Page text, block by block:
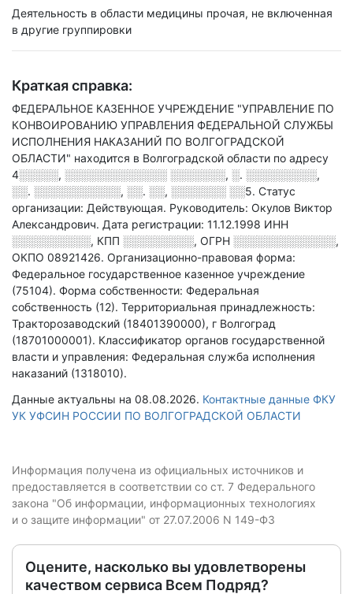
Деятельность в области медицины прочая, не включенная
в другие группировки
Краткая справка:
ФЕДЕРАЛЬНОЕ КАЗЕННОЕ УЧРЕЖДЕНИЕ "УПРАВЛЕНИЕ ПО
КОНВОИРОВАНИЮ УПРАВЛЕНИЯ ФЕДЕРАЛЬНОЙ СЛУЖБЫ
ИСПОЛНЕНИЯ НАКАЗАНИЙ ПО ВОЛГОГРАДСКОЙ
ОБЛАСТИ" находится в Волгоградской области по адресу
4░░░░░, ░░░░░░░░░░░░░ ░░░░░░░, ░. ░░░░░░░░░,
░░. ░░░░░░░░░░░, ░░. ░░, ░░░░░░░ ░░5. Статус
организации: Действующая. Руководитель: Окулов Виктор
Александрович. Дата регистрации: 11.12.1998 ИНН
░░░░░░░░░░, КПП ░░░░░░░░░, ОГРН ░░░░░░░░░░░░░,
ОКПО 08921426. Организационно-правовая форма:
Федеральное государственное казенное учреждение
(75104). Форма собственности: Федеральная
собственность (12). Территориальная принадлежность:
Тракторозаводский (18401390000), г Волгоград
(18701000001). Классификатор органов государственной
власти и управления: Федеральная служба исполнения
наказаний (1318010).
Данные актуальны на 08.08.2026. Контактные данные ФКУ
УК УФСИН РОССИИ ПО ВОЛГОГРАДСКОЙ ОБЛАСТИ
Информация получена из официальных источников и
предоставляется в соответствии со ст. 7 Федерального
закона "Об информации, информационных технологиях
и о защите информации" от 27.07.2006 N 149-ФЗ
Оцените, насколько вы удовлетворены
качеством сервиса Всем Подряд?